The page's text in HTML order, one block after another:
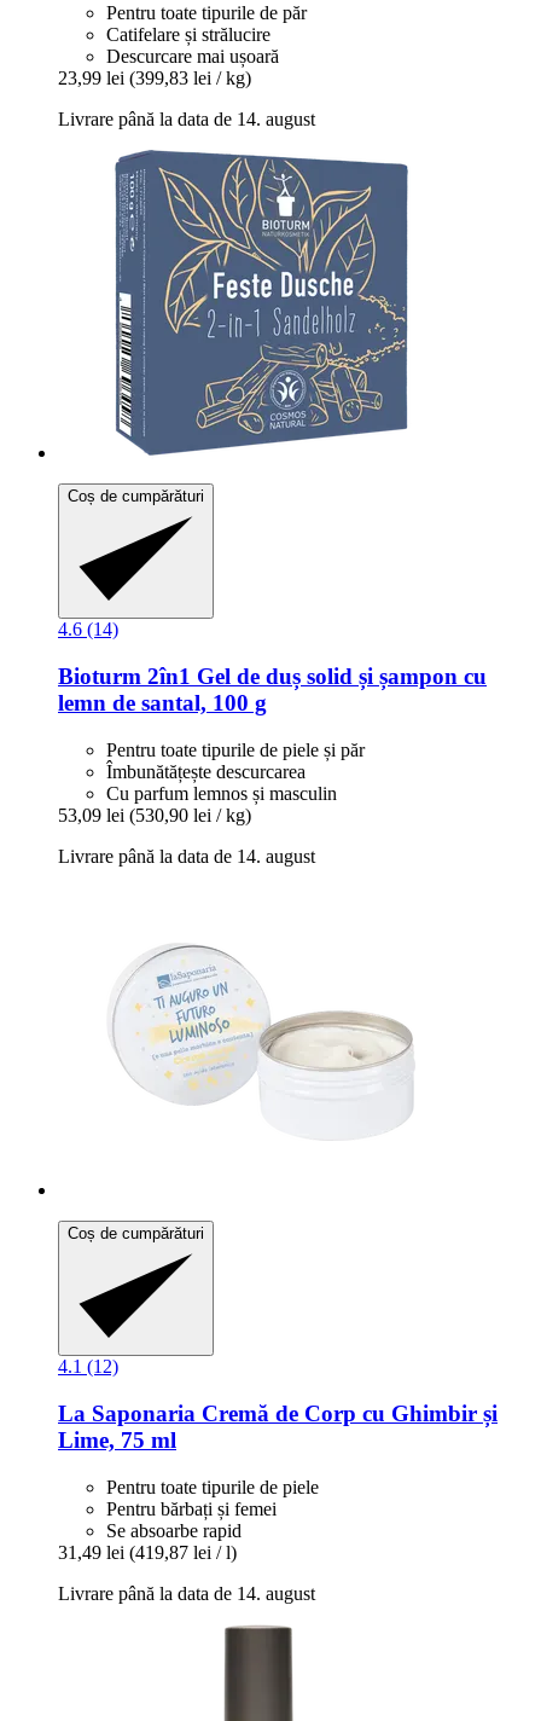
Pentru toate tipurile de păr
Catifelare și strălucire
Descurcare mai ușoară
23,99 lei (399,83 lei / kg)
Livrare până la data de 14. august
Coș de cumpărături
4.6 (14)
Bioturm 2în1 Gel de duș solid și șampon cu
lemn de santal, 100 g
Pentru toate tipurile de piele și păr
Îmbunătățește descurcarea
Cu parfum lemnos și masculin
53,09 lei (530,90 lei / kg)
Livrare până la data de 14. august
Coș de cumpărături
4.1 (12)
La Saponaria Cremă de Corp cu Ghimbir și
Lime, 75 ml
Pentru toate tipurile de piele
Pentru bărbați și femei
Se absoarbe rapid
31,49 lei (419,87 lei / l)
Livrare până la data de 14. august